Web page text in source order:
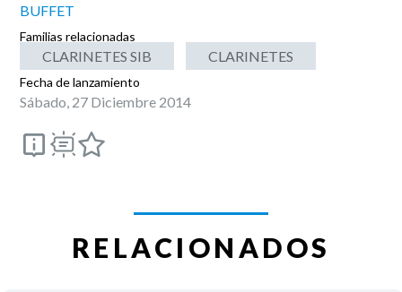
BUFFET
Familias relacionadas
CLARINETES SIB CLARINETES
Fecha de lanzamiento
Sábado, 27 Diciembre 2014
RELACIONADOS